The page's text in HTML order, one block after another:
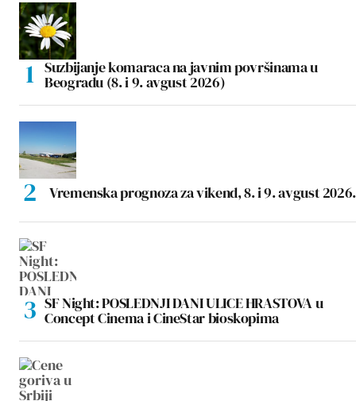
Suzbijanje komaraca na javnim površinama u
Beogradu (8. i 9. avgust 2026)
Vremenska prognoza za vikend, 8. i 9. avgust 2026.
SF Night: POSLEDNJI DANI ULICE HRASTOVA u
Concept Cinema i CineStar bioskopima